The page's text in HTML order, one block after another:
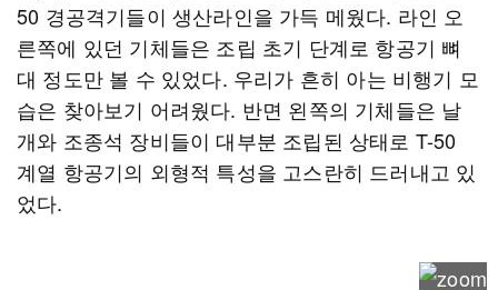
50 경공격기들이 생산라인을 가득 메웠다. 라인 오
른쪽에 있던 기체들은 조립 초기 단계로 항공기 뼈
대 정도만 볼 수 있었다. 우리가 흔히 아는 비행기 모
습은 찾아보기 어려웠다. 반면 왼쪽의 기체들은 날
개와 조종석 장비들이 대부분 조립된 상태로 T-50
계열 항공기의 외형적 특성을 고스란히 드러내고 있
었다.